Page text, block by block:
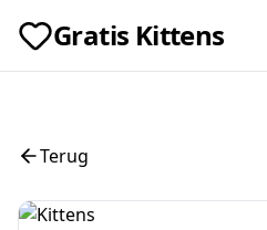
Gratis Kittens
Terug